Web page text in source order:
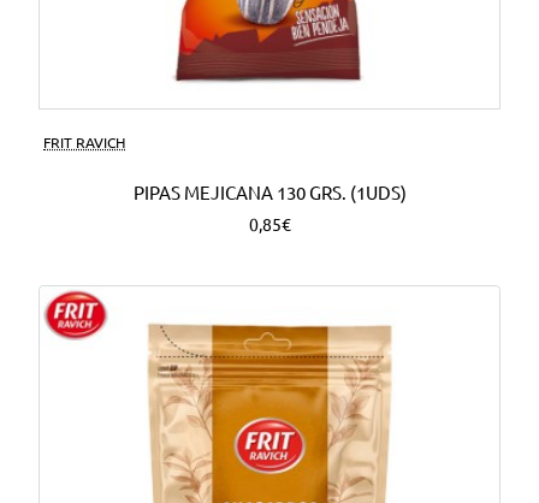
FRIT RAVICH
PIPAS MEJICANA 130 GRS. (1UDS)
0,85€